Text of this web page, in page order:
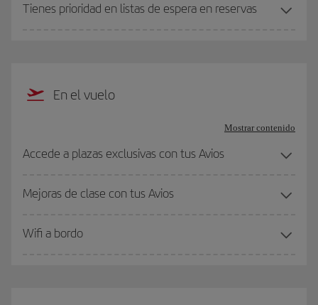
Tienes prioridad en listas de espera en reservas
En el vuelo
Mostrar contenido
Accede a plazas exclusivas con tus Avios
Mejoras de clase con tus Avios
Wifi a bordo